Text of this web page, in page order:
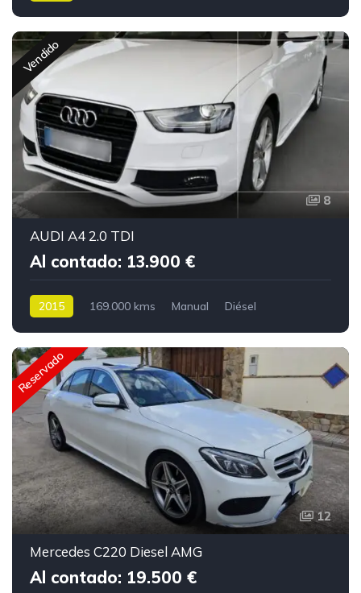
Vendido
8
AUDI A4 2.0 TDI
Al contado: 13.900 €
2015 169.000 kms Manual Diésel
Reservado
12
Mercedes C220 Diesel AMG
Al contado: 19.500 €